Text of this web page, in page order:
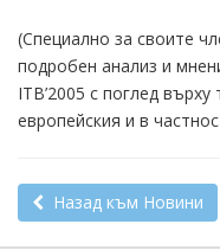
(Специално за своите
подробен анализ и
ITB’2005 с поглед
европейския и в
Назад към Новини